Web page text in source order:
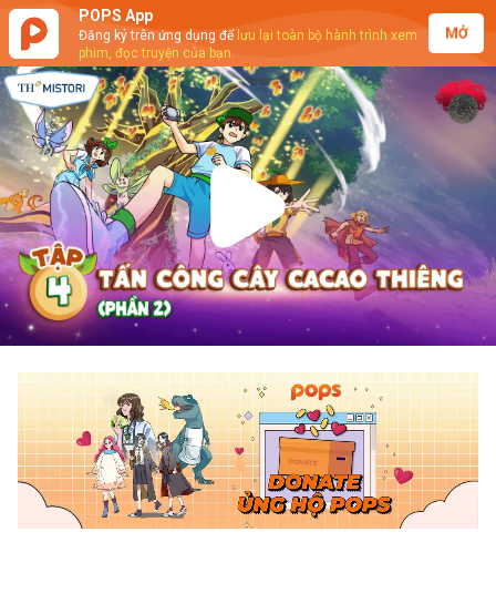
POPS App
Đăng ký trên ứng dụng để lưu lại toàn bộ hành trình xem
phim, đọc truyện của bạn.
MỞ
Play
Video